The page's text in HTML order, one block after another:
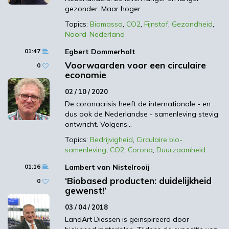
aan inhoudsstoffen helpen oplossingen te
daarom deze column gebruiken om u bij te
die bijeenkomst in Portugal te delen.
Een belangrijke trend is reversed pharma,
waarbij traditionele toepassingen van
planten tegen bepaalde ziekten worden
onderzocht. Zo deed de universiteit van
Oxford onderzoek in Afrika naar een thee
die werd gedronken ter genezing van
malaria. Een klinische studie in één van de
Afrikaanse dorpen wees uit dat het plantje
waarvan de thee werd getrokken inderdaad
werkzaam was tegen malaria. Men is toen
op zoek gegaan naar de actieve stof in het
plantje. Van die benadering wordt veel
gezonder. Maar hoger…
Topics: Biomassa, CO2, Fijnstof, Gezondheid,
Noord-Nederland
01:47
0
Egbert Dommerholt
Voorwaarden voor een circulaire
economie
02 / 10 / 2020
De coronacrisis heeft de internationale - en
dus ook de Nederlandse - samenleving stevig
ontwricht. Volgens…
Topics: Bedrijvigheid, Circulaire bio-
samenleving, CO2, Corona, Duurzaamheid
01:16
0
Lambert van Nistelrooij
‘Biobased producten: duidelijkheid
gewenst!’
03 / 04 / 2018
LandArt Diessen is geïnspireerd door